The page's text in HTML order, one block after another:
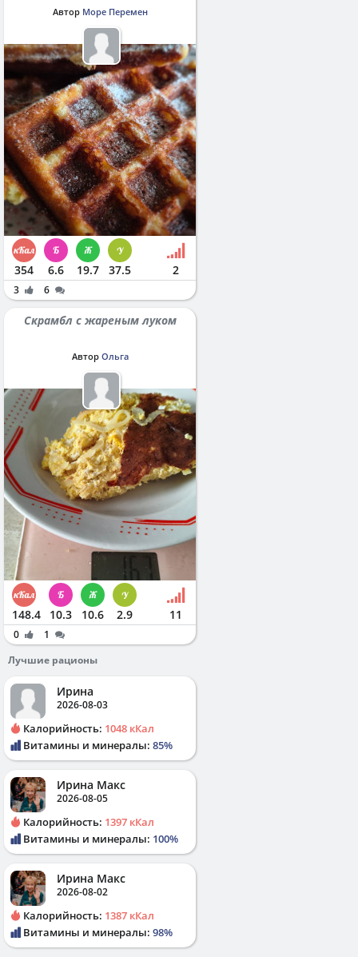
Автор Море Перемен
354 6.6 19.7 37.5 2
3 6
Скрамбл с жареным луком
Автор Ольга
148.4 10.3 10.6 2.9 11
0
1
Лучшие рационы
Ирина
2026-08-03
Калорийность: 1048 кКал
Витамины и минералы: 85%
Ирина Макс
2026-08-05
Калорийность: 1397 кКал
Витамины и минералы: 100%
Ирина Макс
2026-08-02
Калорийность: 1387 кКал
Витамины и минералы: 98%